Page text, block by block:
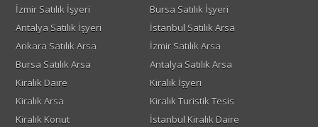
İzmir Satılık İşyeri
Bursa Satılık İşyeri
Antalya Satılık İşyeri
İstanbul Satılık Arsa
Ankara Satılık Arsa
İzmir Satılık Arsa
Bursa Satılık Arsa
Antalya Satılık Arsa
Kiralık Daire
Kiralık İşyeri
Kiralık Arsa
Kiralık Turistik Tesis
Kiralık Konut
İstanbul Kiralık Daire